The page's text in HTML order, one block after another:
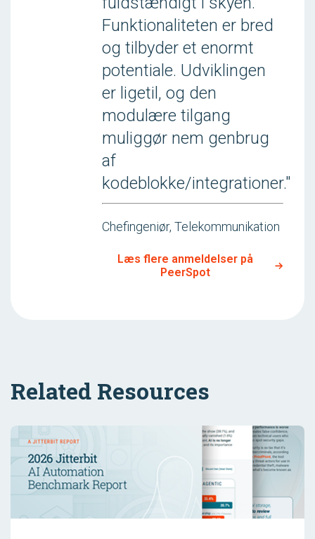
Funktionaliteten er bred
og tilbyder et enormt
potentiale. Udviklingen
er ligetil, og den
modulære tilgang
muliggør nem genbrug
af
kodeblokke/integrationer."
Chefingeniør, Telekommunikation
Læs flere anmeldelser på
PeerSpot
Related Resources